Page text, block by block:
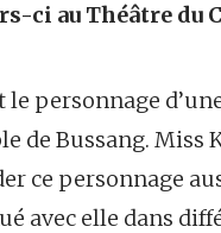
ci au Théâtre du
le personnage
de Bussang. Miss
ce personnage
avec elle dans